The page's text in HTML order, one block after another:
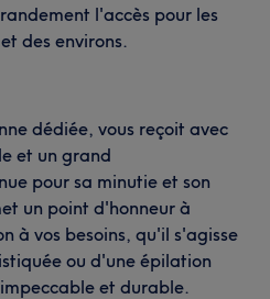
l'accès pour les
des environs.
dédiée, vous reçoit avec
et un grand
pour sa minutie et son
un point d'honneur à
à vos besoins, qu'il s'agisse
ou d'une épilation
et durable.